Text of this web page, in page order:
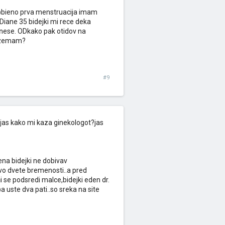
prva menstruacija imam
35 bidejki mi rece deka
ODkako pak otidov na
#9
kako mi kaza ginekologot?jas
bidejki ne dobivav
dvete bremenosti..a pred
podsredi malce,bidejki eden dr.
uste dva pati..so sreka na site